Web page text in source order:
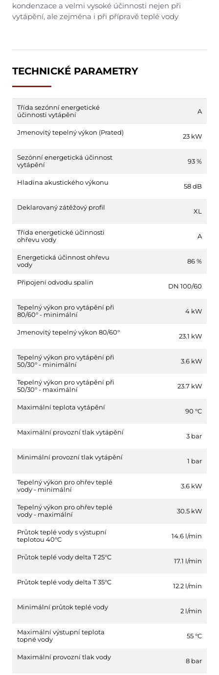
kondenzace a velmi vysoké účinnosti nejen při
vytápění, ale zejména i při přípravě teplé vody
TECHNICKÉ PARAMETRY
Třída sezónní energetické
účinnosti vytápění
A
Jmenovitý tepelný výkon (Prated) 23 kW
Sezónní energetická účinnost
vytápění
93 %
Hladina akustického výkonu 58 dB
Deklarovaný zátěžový profil XL
Třída energetické účinnosti
ohřevu vody
A
Energetická účinnost ohřevu
vody
86 %
Připojení odvodu spalin DN 100/60
Tepelný výkon pro vytápění při
80/60° - minimální
4 kW
Jmenovitý tepelný výkon 80/60° 23.1 kW
Tepelný výkon pro vytápění při
50/30° - minimální
3.6 kW
Tepelný výkon pro vytápění při
50/30° - maximální
23.7 kW
Maximální teplota vytápění 90 °C
Maximální provozní tlak vytápění 3 bar
Minimální provozní tlak vytápění 1 bar
Tepelný výkon pro ohřev teplé
vody - minimální
3.6 kW
Tepelný výkon pro ohřev teplé
vody - maximální
30.5 kW
Průtok teplé vody s výstupní
teplotou 40°C
14.6 l/min
Průtok teplé vody delta T 25°C 17.1 l/min
Průtok teplé vody delta T 35°C 12.2 l/min
Minimální průtok teplé vody 2 l/min
Maximální výstupní teplota
topné vody
55 °C
Maximální provozní tlak vody 8 bar